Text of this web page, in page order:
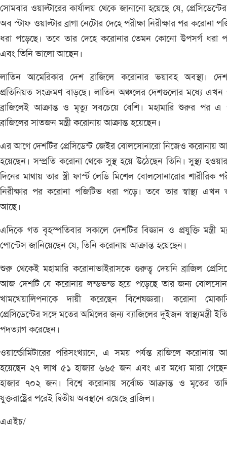
সোমবার ওয়াল্টারের কার্যালয় থেকে জানানো হয়েছে যে,
অব স্টাফ ওয়াল্টার ব্রাগা নেটোর দেহে পরীক্ষা নিরীক্ষার পর করোনা
ধরা পড়েছে। তবে তার দেহে করোনার তেমন কোনো উপসর্গ ধরা
এবং তিনি ভালো আছেন।
লাতিন আমেরিকার দেশ ব্রাজিলে করোনার ভয়াবহ অবস্থা।
প্রতিনিয়ত সংক্রমণ বাড়ছে। লাতিন অঞ্চলের দেশগুলোর মধ্যে এখন
ব্রাজিলেই আক্রান্ত ও মৃত্যু সবচেয়ে বেশি। মহামারি শুরুর পর এ
ব্রাজিলের সাতজন মন্ত্রী করোনায় আক্রান্ত হয়েছেন।
এর আগে দেশটির প্রেসিডেন্ট জেইর বোলসোনারো নিজেও করোনায়
হয়েছেন। সম্প্রতি করোনা থেকে সুস্থ হয়ে উঠেছেন তিনি। সুস্থ্য
দিনের মাথায় তার স্ত্রী ফার্স্ট লেডি মিশেল বোলসোনারোর শারীরিক
নিরীক্ষার পর করোনা পজিটিভ ধরা পড়ে। তবে তার স্বাস্থ্য এখন
আছে।
এদিকে গত বৃহস্পতিবার সকালে দেশটির বিজ্ঞান ও প্রযুক্তি মন্ত্রী
পোন্টেস জানিয়েছেন যে, তিনি করোনায় আক্রান্ত হয়েছেন।
শুরু থেকেই মহামারি করোনাভাইরাসকে গুরুত্ব দেয়নি ব্রাজিল
আজ দেশটি যে করোনায় লন্ডভন্ড হয়ে পড়েছে তার জন্য
খামখেয়ালিপনাকে দায়ী করেছেন বিশেষজ্ঞরা। করোনা
প্রেসিডেন্টের সঙ্গে মতের অমিলের জন্য ব্যাজিলের দুইজন স্বাস্থ্যমন্ত্রী
পদত্যাগ করেছেন।
ওয়ার্ল্ডোমিটারের পরিসংখ্যানে, এ সময় পর্যন্ত ব্রাজিলে করোনায়
হয়েছেন ২৭ লাখ ৫১ হাজার ৬৬৫ জন এবং এর মধ্যে মারা
হাজার ৭০২ জন। বিশ্বে করোনায় সর্বোচ্চ আক্রান্ত ও মৃতের
যুক্তরাষ্ট্রের পরেই দ্বিতীয় অবস্থানে রয়েছে ব্রাজিল।
এএইচ/